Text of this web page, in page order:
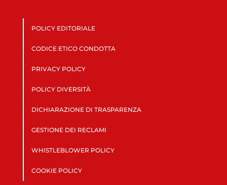
POLICY EDITORIALE
CODICE ETICO CONDOTTA
PRIVACY POLICY
POLICY DIVERSITÀ
DICHIARAZIONE DI TRASPARENZA
GESTIONE DEI RECLAMI
WHISTLEBLOWER POLICY
COOKIE POLICY